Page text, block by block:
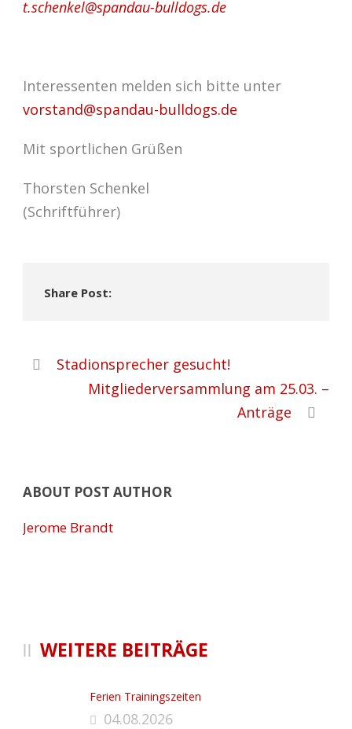
t.schenkel@spandau-bulldogs.de
Interessenten melden sich bitte unter
vorstand@spandau-bulldogs.de
Mit sportlichen Grüßen
Thorsten Schenkel
(Schriftführer)
Share Post:
Stadionsprecher gesucht!
Mitgliederversammlung am 25.03. –
Anträge
ABOUT POST AUTHOR
Jerome Brandt
WEITERE BEITRÄGE
Ferien Trainingszeiten
04.08.2026